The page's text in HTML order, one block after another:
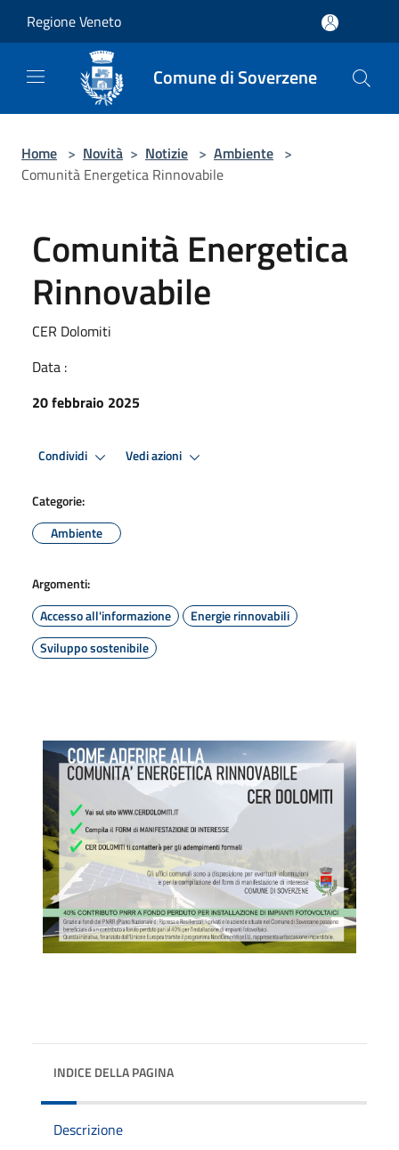
Regione Veneto
Comune di Soverzene
Home > Novità > Notizie > Ambiente >
Comunità Energetica Rinnovabile
Comunità Energetica
Rinnovabile
CER Dolomiti
Data :
20 febbraio 2025
Condividi Vedi azioni
Categorie:
Ambiente
Argomenti:
Accesso all'informazione
Energie rinnovabili
Sviluppo sostenibile
INDICE DELLA PAGINA
Descrizione